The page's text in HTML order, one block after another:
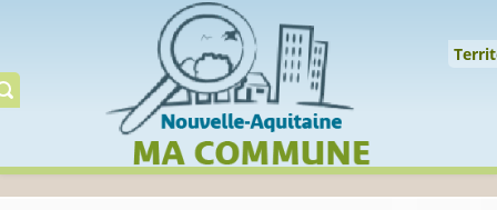
Gérer préserver
Cookies management panel